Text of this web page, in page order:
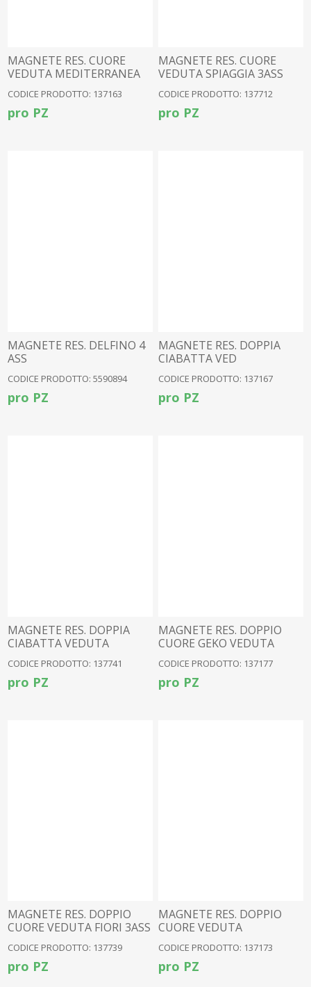
MAGNETE RES. CUORE
VEDUTA MEDITERRANEA
CODICE PRODOTTO: 137163
pro PZ
MAGNETE RES. CUORE
VEDUTA SPIAGGIA 3ASS
CODICE PRODOTTO: 137712
pro PZ
MAGNETE RES. DELFINO 4
ASS
CODICE PRODOTTO: 5590894
pro PZ
MAGNETE RES. DOPPIA
CIABATTA VED
CODICE PRODOTTO: 137167
pro PZ
MAGNETE RES. DOPPIA
CIABATTA VEDUTA
CODICE PRODOTTO: 137741
pro PZ
MAGNETE RES. DOPPIO
CUORE GEKO VEDUTA
CODICE PRODOTTO: 137177
pro PZ
MAGNETE RES. DOPPIO
CUORE VEDUTA FIORI 3ASS
CODICE PRODOTTO: 137739
pro PZ
MAGNETE RES. DOPPIO
CUORE VEDUTA
CODICE PRODOTTO: 137173
pro PZ